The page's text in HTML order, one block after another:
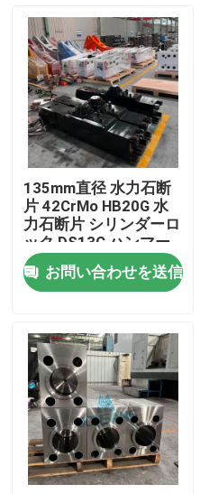
家
プロダクト
VRショー
135mm直径 水力石断
片 42CrMo HB20G 水
力石断片 シリンダーロ
ック DS13C ハンマー
部品
お問い合わせを送信